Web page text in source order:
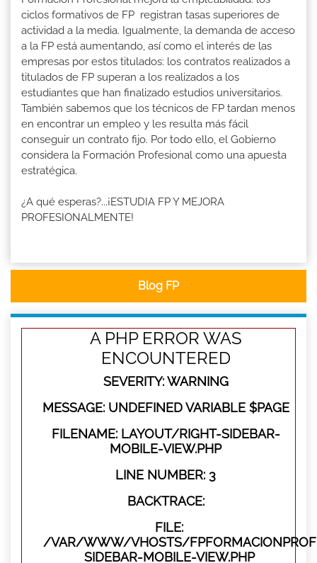
ciclos formativos de FP registran tasas superiores de
actividad a la media. Igualmente, la demanda de acceso
a la FP está aumentando, así como el interés de las
empresas por estos titulados: los contratos realizados a
titulados de FP superan a los realizados a los
estudiantes que han finalizado estudios universitarios.
También sabemos que los técnicos de FP tardan menos
en encontrar un empleo y les resulta más fácil
conseguir un contrato fijo. Por todo ello, el Gobierno
considera la Formación Profesional como una apuesta
estratégica.
¿A qué esperas?...¡ESTUDIA FP Y MEJORA
PROFESIONALMENTE!
Blog FP
A PHP ERROR WAS
ENCOUNTERED
SEVERITY: WARNING
MESSAGE: UNDEFINED VARIABLE $PAGE
FILENAME: LAYOUT/RIGHT-SIDEBAR-
MOBILE-VIEW.PHP
LINE NUMBER: 3
BACKTRACE:
FILE:
/VAR/WWW/VHOSTS/
SIDEBAR-MOBILE-VIEW.PHP